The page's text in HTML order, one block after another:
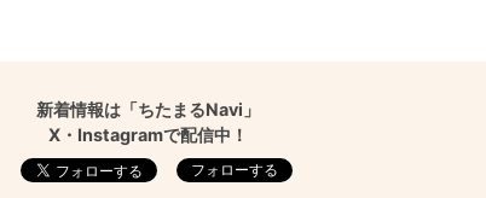
新着情報は「ちたまるNavi」
X・Instagramで配信中！
フォローする